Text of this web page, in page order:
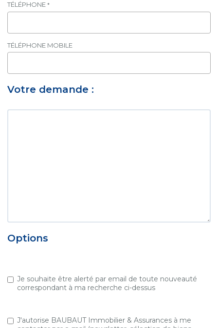
TÉLÉPHONE *
TÉLÉPHONE MOBILE
Votre demande :
Options
Je souhaite être alerté par email de toute nouveauté
correspondant à ma recherche ci-dessus
J'autorise BAUBAUT Immobilier & Assurances à me